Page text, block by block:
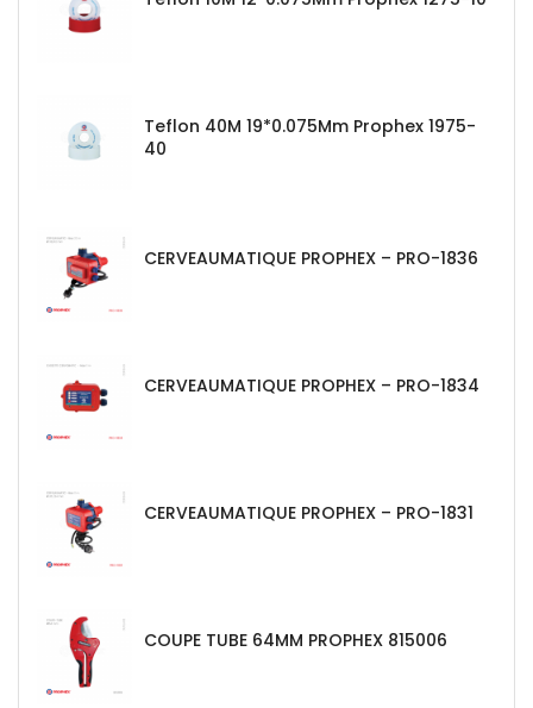
Teflon 40M 19*0.075Mm Prophex 1975-
40
CERVEAUMATIQUE PROPHEX – PRO-1836
CERVEAUMATIQUE PROPHEX – PRO-1834
CERVEAUMATIQUE PROPHEX – PRO-1831
COUPE TUBE 64MM PROPHEX 815006